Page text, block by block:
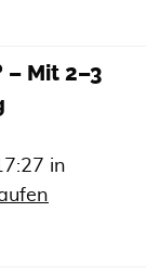
– Mit 2–3
in